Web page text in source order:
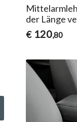
der Länge
€ 120,80